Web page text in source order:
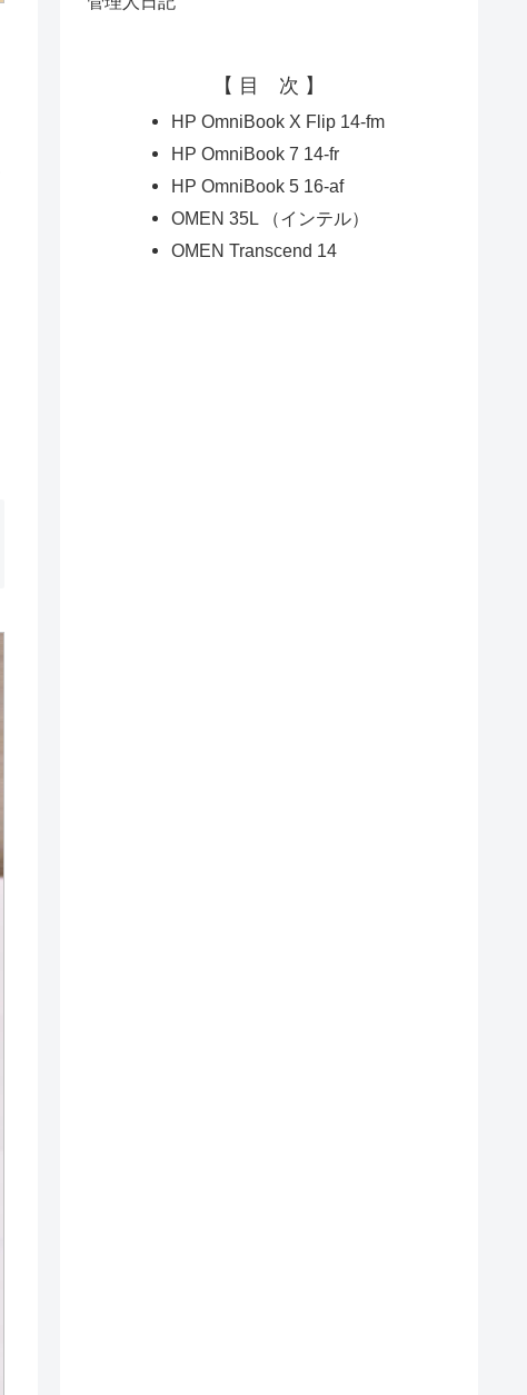
【 目 次 】
HP OmniBook X Flip 14-fm
HP OmniBook 7 14-fr
HP OmniBook 5 16-af
OMEN 35L （インテル）
OMEN Transcend 14